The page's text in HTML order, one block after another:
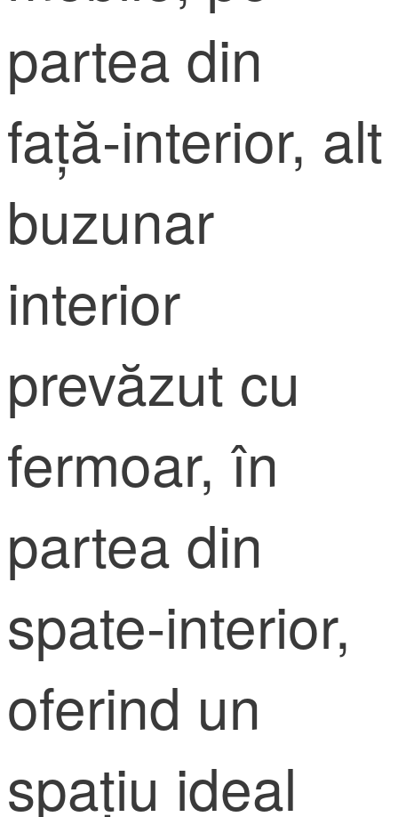
partea din
față-interior, alt
buzunar
interior
prevăzut cu
fermoar, în
partea din
spate-interior,
oferind un
spațiu ideal